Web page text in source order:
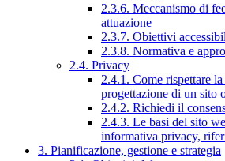
2.3.6. Meccanismo di
attuazione
2.3.7. Obiettivi
2.3.8. Normativa e
2.4. Privacy
2.4.1. Come rispettare
progettazione di un sito
2.4.2. Richiedi il
2.4.3. Le basi del sito
informativa privacy,
3. Pianificazione, gestione e strategia